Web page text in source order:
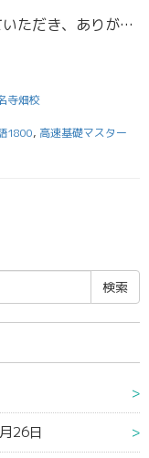
こんにちは！ブログを開いていただき、ありがとうございます！ 11月7日の全国統一高校生テスト、お疲れさまでした。 この週は進研模試や英検と重なり、とても忙しかっただろうと思います。 模試を終えて、一息つきたいとこ […]
寺畑校
1800, 高速基礎マスター
26日